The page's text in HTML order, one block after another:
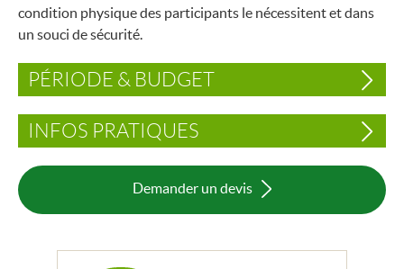
condition physique des participants le nécessitent et dans
un souci de sécurité.
PÉRIODE & BUDGET
INFOS PRATIQUES
Demander un devis